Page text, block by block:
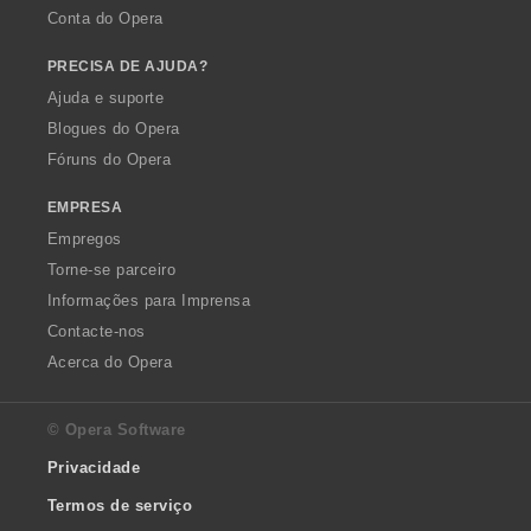
Conta do Opera
PRECISA DE AJUDA?
Ajuda e suporte
Blogues do Opera
Fóruns do Opera
EMPRESA
Empregos
Torne-se parceiro
Informações para Imprensa
Contacte-nos
Acerca do Opera
© Opera Software
Privacidade
Termos de serviço